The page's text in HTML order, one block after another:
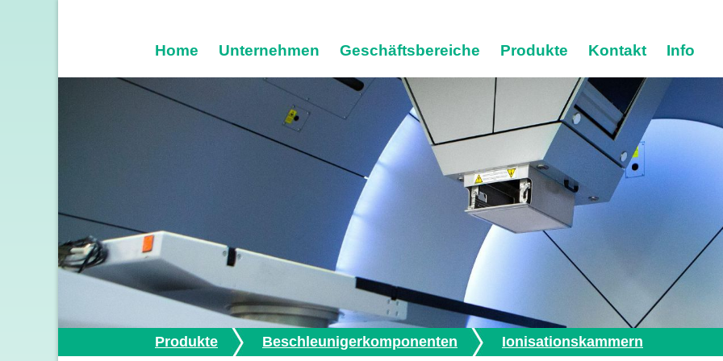
Home Unternehmen Geschäftsbereiche Produkte Kontakt Info
Produkte Beschleunigerkomponenten Ionisationskammern